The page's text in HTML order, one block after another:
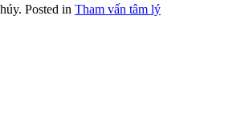
Posted in Tham vấn tâm lý